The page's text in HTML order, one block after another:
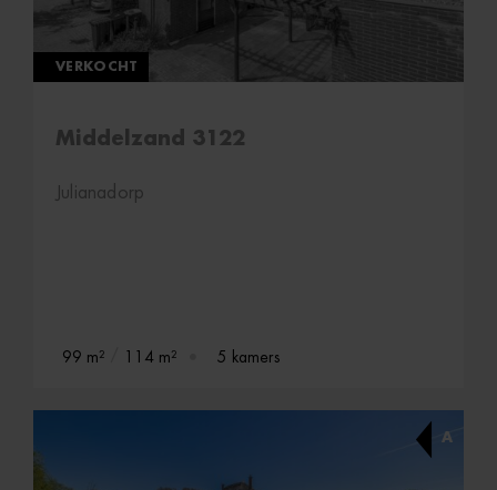
VERKOCHT
Middelzand 3122
Julianadorp
99 m² 114 m² 5 kamers
A